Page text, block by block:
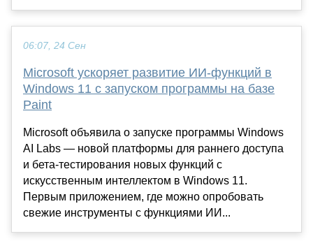
06:07, 24 Сен
Microsoft ускоряет развитие ИИ-функций в
Windows 11 с запуском программы на базе
Paint
Microsoft объявила о запуске программы Windows
AI Labs — новой платформы для раннего доступа
и бета-тестирования новых функций с
искусственным интеллектом в Windows 11.
Первым приложением, где можно опробовать
свежие инструменты с функциями ИИ...